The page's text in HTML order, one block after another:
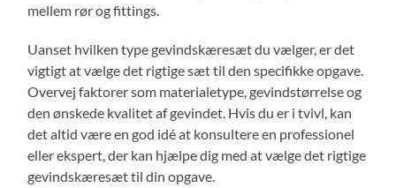
mellem rør og fittings.
Uanset hvilken type gevindskæresæt du vælger, er det
vigtigt at vælge det rigtige sæt til den specifikke opgave.
Overvej faktorer som materialetype, gevindstørrelse og
den ønskede kvalitet af gevindet. Hvis du er i tvivl, kan
det altid være en god idé at konsultere en professionel
eller ekspert, der kan hjælpe dig med at vælge det rigtige
gevindskæresæt til din opgave.